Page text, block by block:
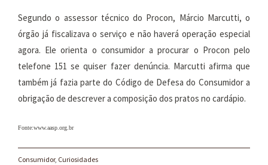
Segundo o assessor técnico do Procon, Márcio Marcutti, o
órgão já fiscalizava o serviço e não haverá operação especial
agora. Ele orienta o consumidor a procurar o Procon pelo
telefone 151 se quiser fazer denúncia. Marcutti afirma que
também já fazia parte do Código de Defesa do Consumidor a
obrigação de descrever a composição dos pratos no cardápio.
Fonte:www.aasp.org.br
Consumidor, Curiosidades